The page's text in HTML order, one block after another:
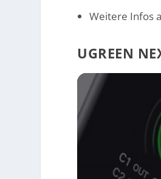
Weitere Infos
UGREEN